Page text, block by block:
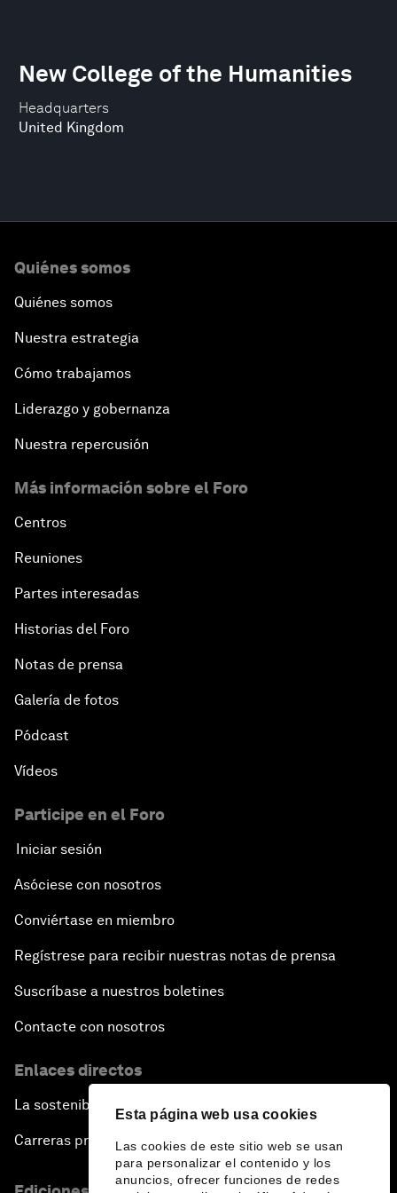
Esta página web usa cookies
Las cookies de este sitio web se usan
para personalizar el contenido y los
anuncios, ofrecer funciones de redes
Headquarters
United Kingdom
New College of the Humanities
Quiénes somos
Quiénes somos
Nuestra estrategia
Cómo trabajamos
Liderazgo y gobernanza
Nuestra repercusión
Más información sobre el Foro
Centros
Reuniones
Partes interesadas
Historias del Foro
Notas de prensa
Galería de fotos
Pódcast
Vídeos
Participe en el Foro
Iniciar sesión
Asóciese con nosotros
Conviértase en miembro
Regístrese para recibir nuestras notas de prensa
Suscríbase a nuestros boletines
Contacte con nosotros
Enlaces directos
La sostenibilidad en el Foro
Carreras profesionales